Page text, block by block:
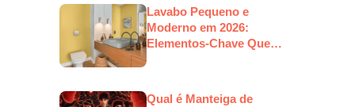
Lavabo Pequeno e
Moderno em 2026:
Elementos-Chave Que
Qual é Manteiga de